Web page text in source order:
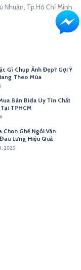
Nhuận, Tp.Hồ Chí Minh
Gì Chụp Ảnh Đẹp? Gợi Ý
Theo Mùa
Bàn Bida Uy Tín Chất
TPHCM
Chọn Ghế Ngồi Văn
Lưng Hiệu Quả
2025